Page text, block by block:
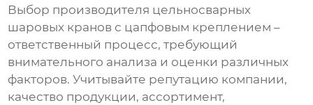
Выбор производителя цельносварных
шаровых кранов с цапфовым креплением –
ответственный процесс, требующий
внимательного анализа и оценки различных
факторов. Учитывайте репутацию компании,
качество продукции, ассортимент,